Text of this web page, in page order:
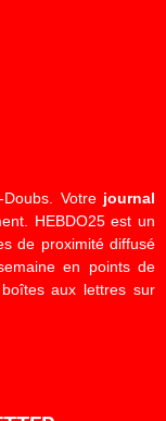
Votre journal
HEBDO25 est un
de proximité diffusé
en points de
aux lettres sur